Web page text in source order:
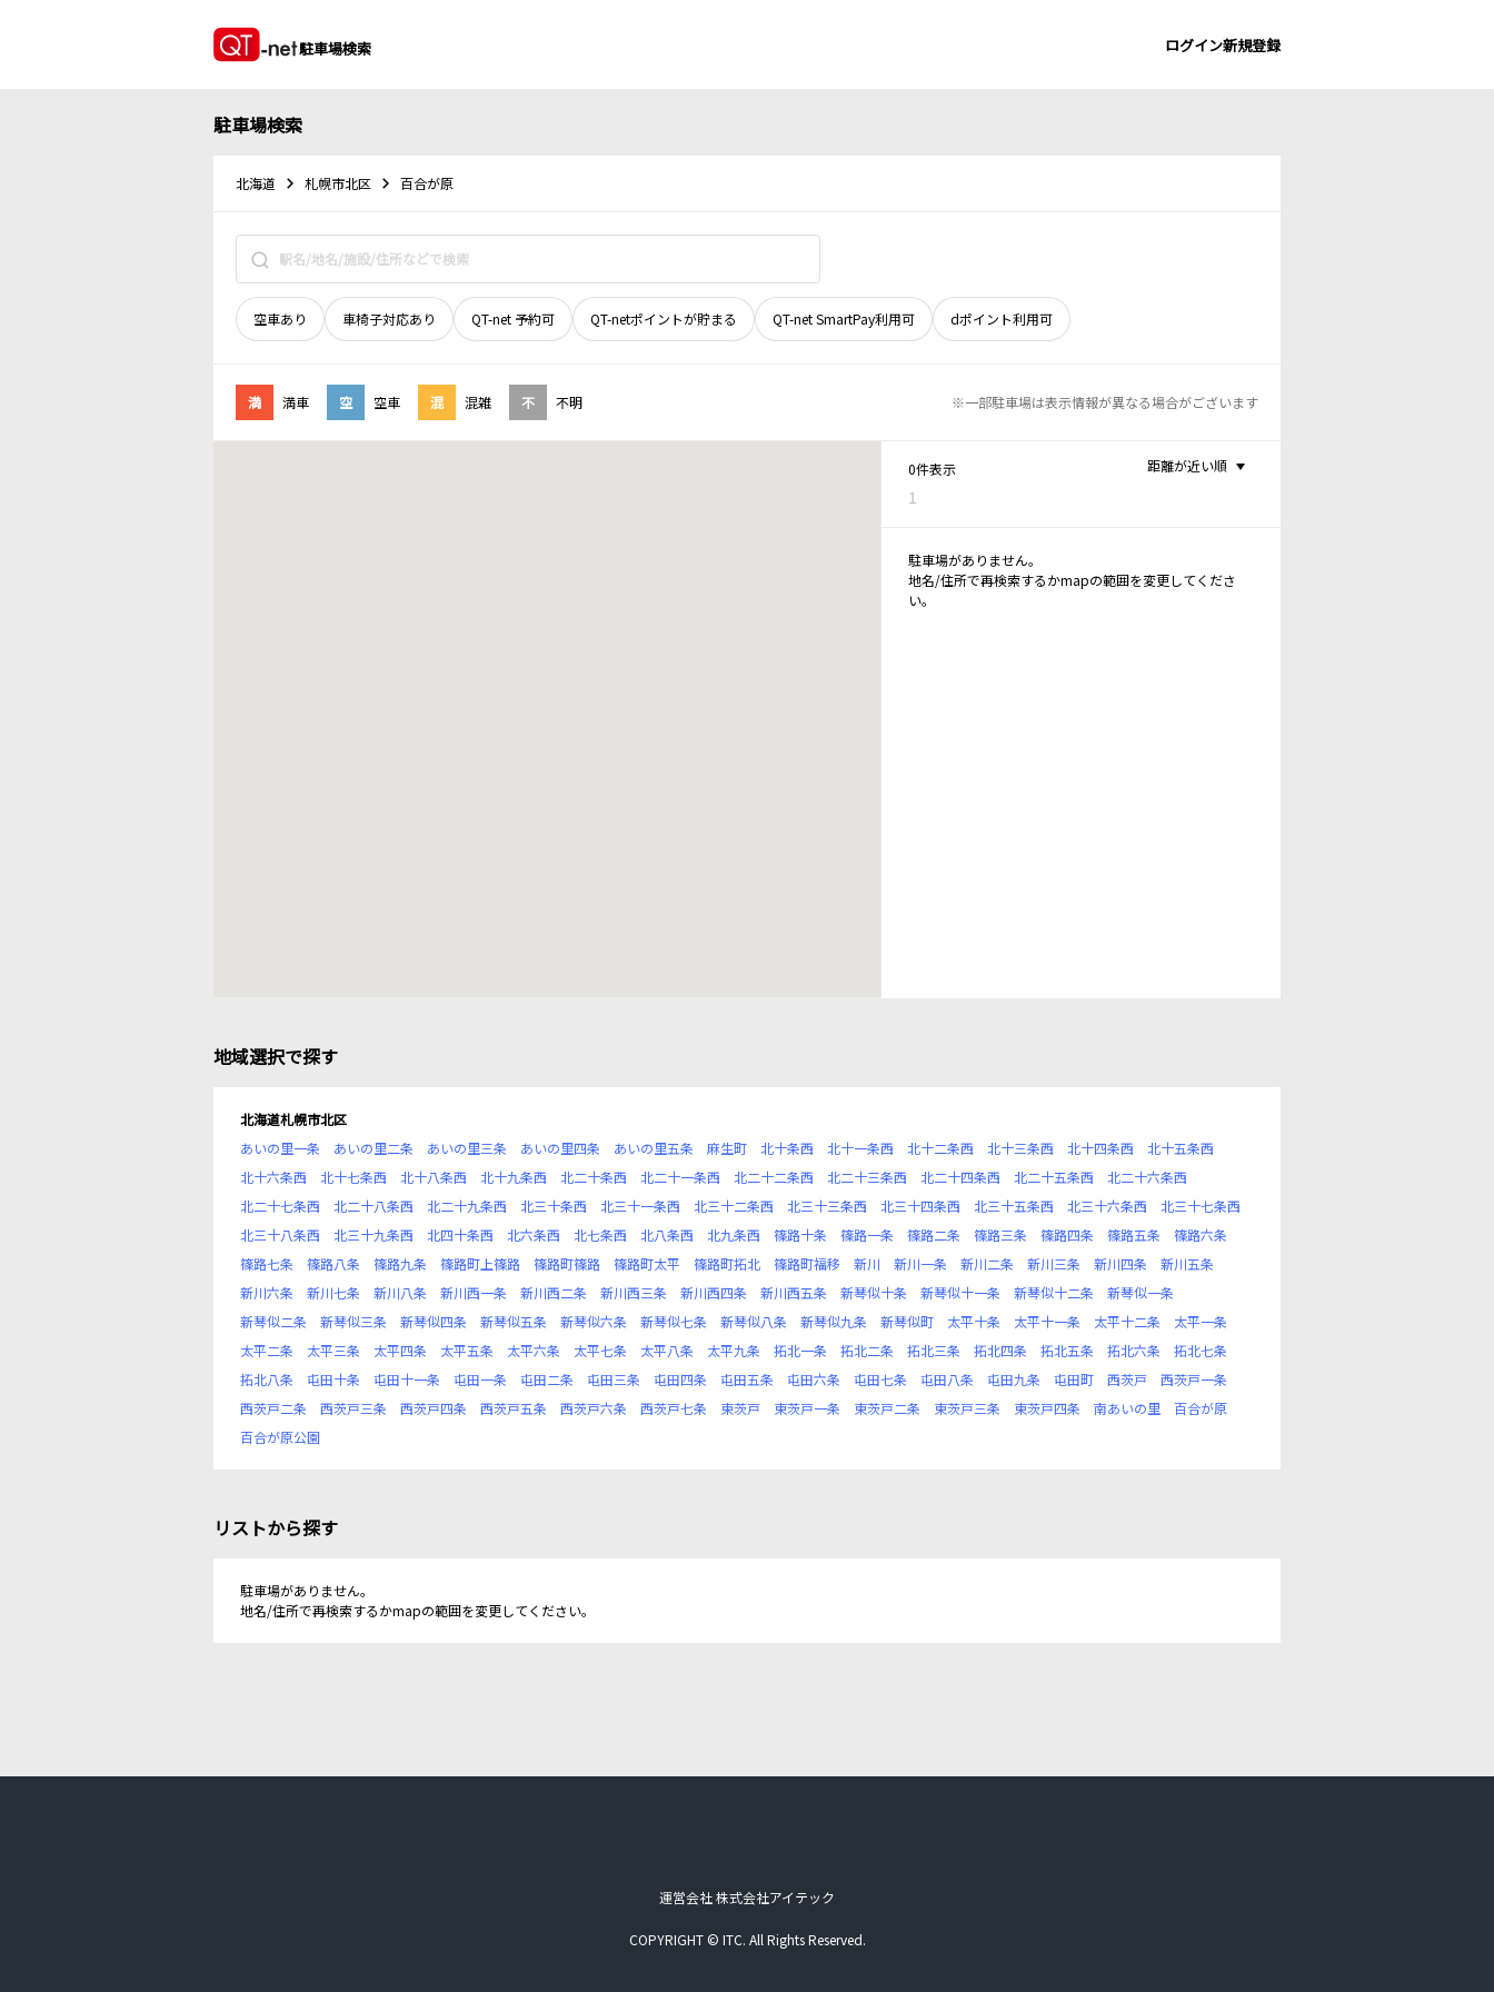
駐車場検索 ログイン新規登録
駐車場検索
北海道 札幌市北区 百合が原
空車あり 車椅子対応あり QT-net 予約可 QT-netポイントが貯まる QT-net SmartPay利用可 dポイント利用可
満 満車 空 空車 混 混雑 不 不明 ※一部駐車場は表示情報が異なる場合がございます
0件表示
1
距離が近い順
駐車場がありません。
地名/住所で再検索するかmapの範囲を変更してくださ
い。
地域選択で探す
北海道札幌市北区
あいの里一条
あいの里二条 あいの里三条 あいの里四条 あいの里五条 麻生町 北十条西 北十一条西 北十二条西 北十三条西 北十四条西
北十五条西
北十六条西
北十七条西 北十八条西 北十九条西 北二十条西 北二十一条西 北二十二条西 北二十三条西 北二十四条西 北二十五条西
北二十六条西
北二十七条西
北二十八条西 北二十九条西 北三十条西 北三十一条西 北三十二条西 北三十三条西 北三十四条西 北三十五条西 北三十六条西
北三十七条西
北三十八条西
北三十九条西 北四十条西 北六条西 北七条西 北八条西 北九条西 篠路十条 篠路一条 篠路二条 篠路三条 篠路四条 篠路五条
篠路六条
篠路七条
篠路八条 篠路九条 篠路町上篠路 篠路町篠路 篠路町太平 篠路町拓北 篠路町福移 新川 新川一条 新川二条 新川三条 新川四条
新川五条
新川六条
新川七条 新川八条 新川西一条 新川西二条 新川西三条 新川西四条 新川西五条 新琴似十条 新琴似十一条 新琴似十二条
新琴似一条
新琴似二条
新琴似三条 新琴似四条 新琴似五条 新琴似六条 新琴似七条 新琴似八条 新琴似九条 新琴似町 太平十条 太平十一条 太平十二条
太平一条
太平二条
太平三条 太平四条 太平五条 太平六条 太平七条 太平八条 太平九条 拓北一条 拓北二条 拓北三条 拓北四条 拓北五条 拓北六条
拓北七条
拓北八条
屯田十条 屯田十一条 屯田一条 屯田二条 屯田三条 屯田四条 屯田五条 屯田六条 屯田七条 屯田八条 屯田九条 屯田町 西茨戸
西茨戸一条
西茨戸二条
西茨戸三条 西茨戸四条 西茨戸五条 西茨戸六条 西茨戸七条 東茨戸 東茨戸一条 東茨戸二条 東茨戸三条 東茨戸四条 南あいの里
百合が原
百合が原公園
リストから探す
駐車場がありません。
地名/住所で再検索するかmapの範囲を変更してください。
運営会社 株式会社アイテック
COPYRIGHT © ITC. All Rights Reserved.